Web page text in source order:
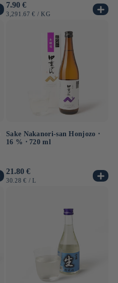
Normaler
Preis
7.90 €
GRUNDPREIS
3,291.67 € / PRO
KG
Sake Nakanori-san Honjozo ⋅
16 % ⋅ 720 ml
Normaler
Preis
21.80 €
GRUNDPREIS
30.28 € / PRO
L